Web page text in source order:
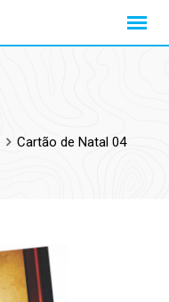
Cartão de Natal 04